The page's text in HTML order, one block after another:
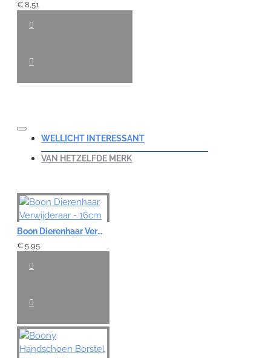
€ 8,51
WELLICHT INTERESSANT
VAN HETZELFDE MERK
Boon Dierenhaar Verwijderaar - 16cm
€ 5,95